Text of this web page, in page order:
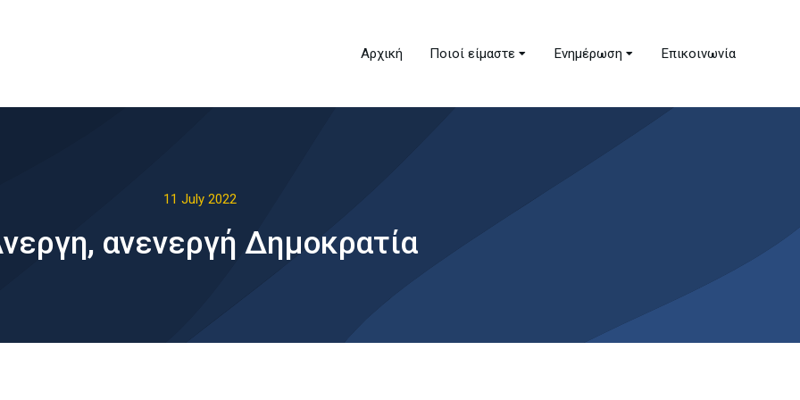
Aρχική Ποιοί είμαστε Ενημέρωση Επικοινωνία
11 July 2022
ανενεργή Δημοκρατία